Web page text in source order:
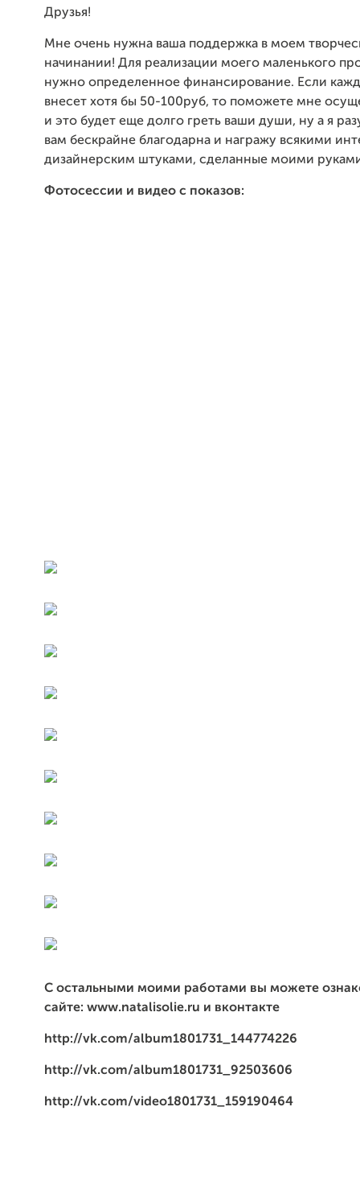
Друзья!
Мне очень нужна ваша поддержка в моем
начинании! Для реализации моего маленького
нужно определенное финансирование. Если
внесет хотя бы 50-100руб, то поможете мне
и это будет еще долго греть ваши души, ну а я
вам бескрайне благодарна и награжу всякими
дизайнерским штуками, сделанные моими
Фотосессии и видео с показов:
С остальными моими работами вы можете
сайте: www.natalisolie.ru и вконтакте
http://vk.com/album1801731_144774226
http://vk.com/album1801731_92503606
http://vk.com/video1801731_159190464